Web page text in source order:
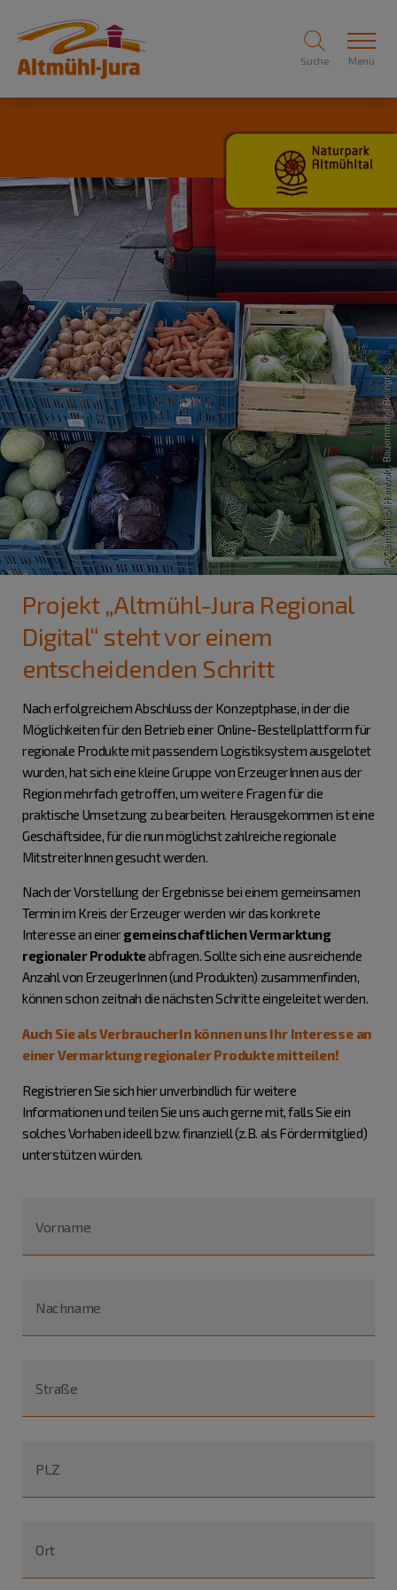
Suche Menü
Projekt „Altmühl-Jura Regional
Digital“ steht vor einem
entscheidenden Schritt
Nach erfolgreichem Abschluss der Konzeptphase, in der die
Möglichkeiten für den Betrieb einer Online-Bestellplattform für
regionale Produkte mit passendem Logistiksystem ausgelotet
wurden, hat sich eine kleine Gruppe von ErzeugerInnen aus der
Region mehrfach getroffen, um weitere Fragen für die
praktische Umsetzung zu bearbeiten. Herausgekommen ist eine
Geschäftsidee, für die nun möglichst zahlreiche regionale
MitstreiterInnen gesucht werden.
Nach der Vorstellung der Ergebnisse bei einem gemeinsamen
Termin im Kreis der Erzeuger werden wir das konkrete
Interesse an einergemeinschaftlichen Vermarktung
regionaler Produkteabfragen. Sollte sich eine ausreichende
Anzahl von ErzeugerInnen (und Produkten) zusammenfinden,
können schon zeitnah die nächsten Schritte eingeleitet werden.
Auch Sie als VerbraucherIn können uns Ihr Interesse an
einer Vermarktung regionaler Produkte mitteilen!
Registrieren Sie sich hier unverbindlich für weitere
Informationen und teilen Sie uns auch gerne mit, falls Sie ein
solches Vorhaben ideell bzw. finanziell (z.B. als Fördermitglied)
unterstützen würden.
Vorname
Nachname
Straße
PLZ
Ort